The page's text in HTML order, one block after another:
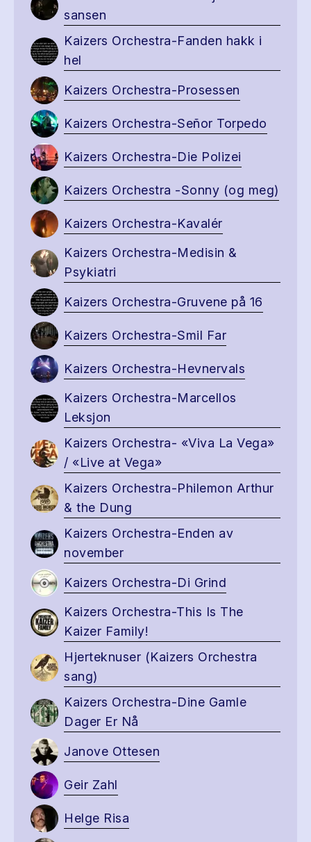
sansen
Kaizers Orchestra-Fanden hakk i
hel
Kaizers Orchestra-Prosessen
Kaizers Orchestra-Señor Torpedo
Kaizers Orchestra-Die Polizei
Kaizers Orchestra -Sonny (og meg)
Kaizers Orchestra-Kavalér
Kaizers Orchestra-Medisin &
Psykiatri
Kaizers Orchestra-Gruvene på 16
Kaizers Orchestra-Smil Far
Kaizers Orchestra-Hevnervals
Kaizers Orchestra-Marcellos
Leksjon
Kaizers Orchestra- «Viva La Vega»
/ «Live at Vega»
Kaizers Orchestra-Philemon Arthur
& the Dung
Kaizers Orchestra-Enden av
november
Kaizers Orchestra-Di Grind
Kaizers Orchestra-This Is The
Kaizer Family!
Hjerteknuser (Kaizers Orchestra
sang)
Kaizers Orchestra-Dine Gamle
Dager Er Nå
Janove Ottesen
Geir Zahl
Helge Risa